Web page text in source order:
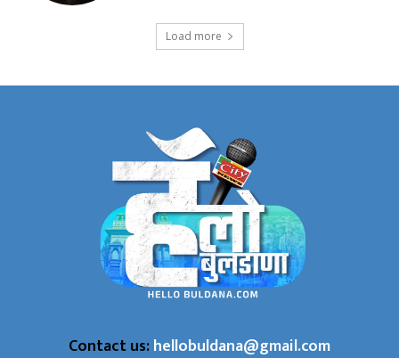
Load more
Contact us:hellobuldana@gmail.com